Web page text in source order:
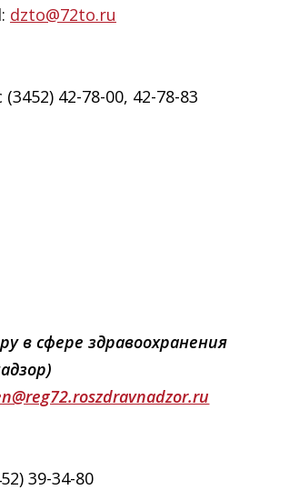
dzto@72to.ru
78-00, 42-78-83
в сфере здравоохранения
34-80